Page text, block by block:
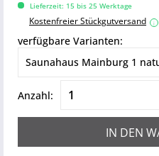
Lieferzeit: 15 bis 25 Werktage
Kostenfreier Stückgutversand i
verfügbare Varianten:
Anzahl:
IN DEN